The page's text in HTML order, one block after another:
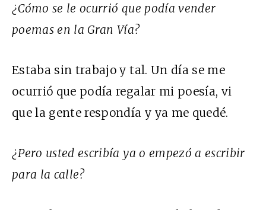
¿Cómo se le ocurrió que podía vender
poemas en la Gran Vía?
Estaba sin trabajo y tal. Un día se me
ocurrió que podía regalar mi poesía, vi
que la gente respondía y ya me quedé.
¿Pero usted escribía ya o empezó a escribir
para la calle?